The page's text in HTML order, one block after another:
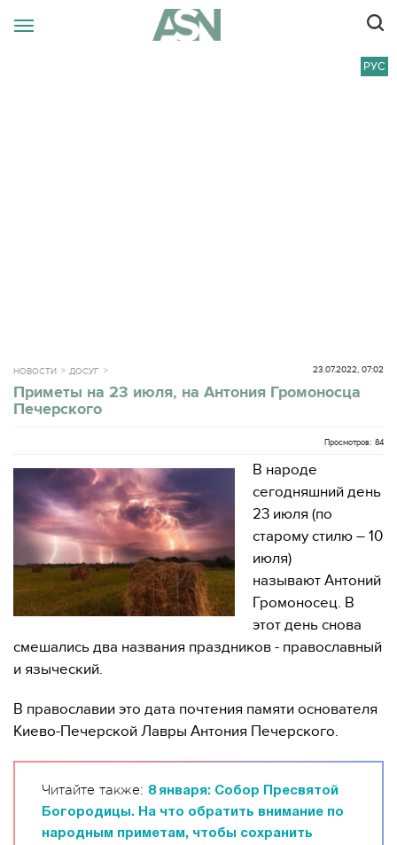
РУС
НОВОСТИ ДОСУГ 23.07.2022, 07:02
Приметы на 23 июля, на Антония Громоносца
Печерского
Просмотров: 84
В народе
сегодняшний день
23 июля (по
старому стилю – 10
июля)
называют Антоний
Громоносец. В
этот день снова
смешались два названия праздников - православный
и языческий.
В православии это дата почтения памяти основателя
Киево-Печерской Лавры Антония Печерского.
Читайте также: 8 января: Собор Пресвятой
Богородицы. На что обратить внимание по
народным приметам, чтобы сохранить